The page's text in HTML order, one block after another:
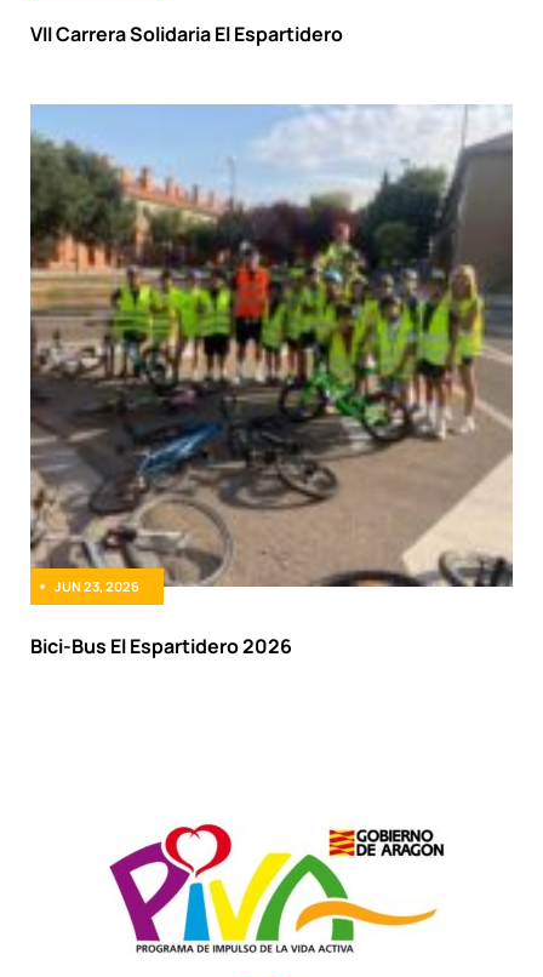
VII Carrera Solidaria El Espartidero
JUN 23, 2026
Bici-Bus El Espartidero 2026